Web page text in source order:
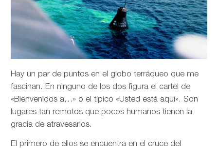
Hay un par de puntos en el globo terráqueo que me
fascinan. En ninguno de los dos figura el cartel de
«Bienvenidos a…» o el típico «Usted está aquí». Son
lugares tan remotos que pocos humanos tienen la
gracia de atravesarlos.
El primero de ellos se encuentra en el cruce del